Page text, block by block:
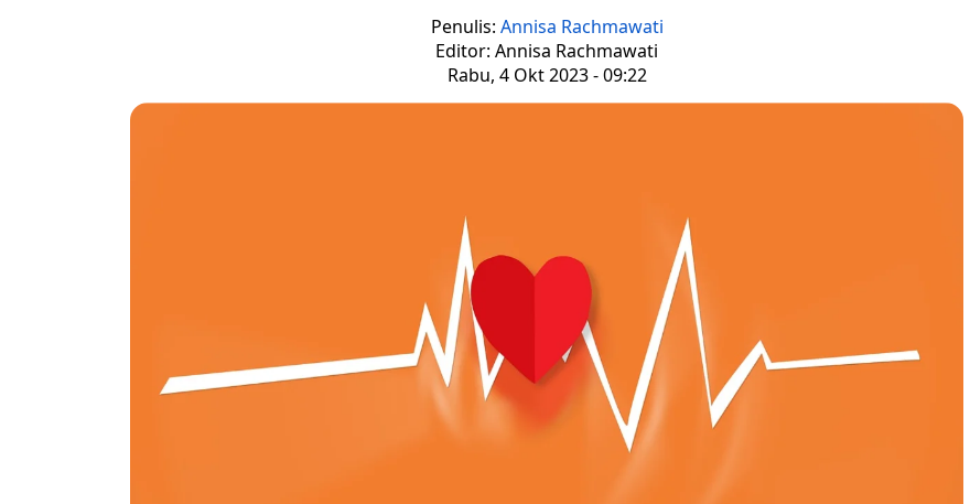
Penulis: Annisa Rachmawati
Editor: Annisa Rachmawati
Rabu, 4 Okt 2023 - 09:22